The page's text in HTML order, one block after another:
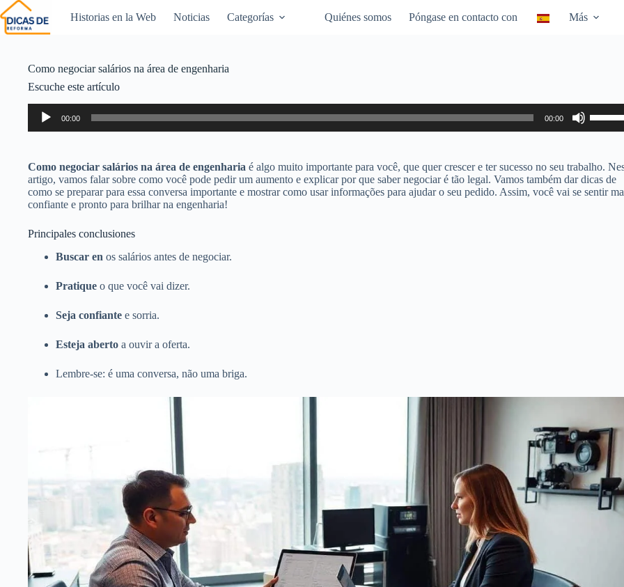
Historias en la Web Noticias Categorías Quiénes somos Póngase en contacto con Más
Como negociar salários na área de engenharia
Escuche este artículo
Reproductor
audio
00:00 00:00
las
teclas
arriba/
para
Como negociar salários na área de engenharia é algo muito importante para você, que quer crescer e ter sucesso no seu trabalho.
artigo, vamos falar sobre como você pode pedir um aumento e explicar por que saber negociar é tão legal. Vamos também dar dicas de
como se preparar para essa conversa importante e mostrar como usar informações para ajudar o seu pedido. Assim, você vai se sentir
confiante e pronto para brilhar na engenharia!
Principales conclusiones
Buscar en os salários antes de negociar.
Pratique o que você vai dizer.
Seja confiante e sorria.
Esteja aberto a ouvir a oferta.
Lembre-se: é uma conversa, não uma briga.